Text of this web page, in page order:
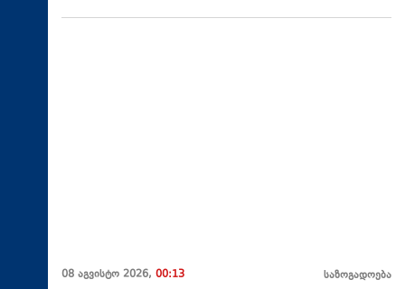
08 აგვისტო 2026, 00:13 საზოგადოება